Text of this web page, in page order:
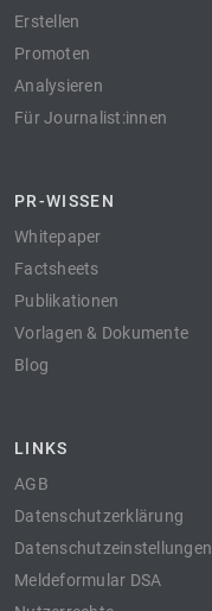
Erstellen
Promoten
Analysieren
Für Journalist:innen
PR-WISSEN
Whitepaper
Factsheets
Publikationen
Vorlagen & Dokumente
Blog
LINKS
AGB
Datenschutzerklärung
Datenschutzeinstellungen
Meldeformular DSA